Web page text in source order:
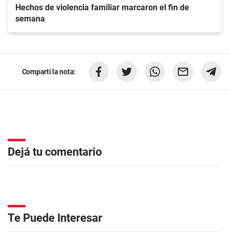
Hechos de violencia familiar marcaron el fin de
semana
Compartí la nota:
Dejá tu comentario
Te Puede Interesar